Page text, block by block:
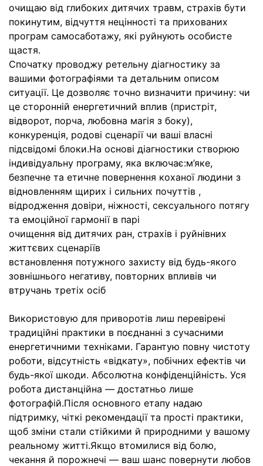
очищаю від глибоких дитячих травм, страхів бути
покинутим, відчуття нецінності та прихованих
програм самосаботажу, які руйнують особисте
щастя.
Спочатку проводжу ретельну діагностику за
вашими фотографіями та детальним описом
ситуації. Це дозволяє точно визначити причину: чи
це сторонній енергетичний вплив (пристріт,
відворот, порча, любовна магія з боку),
конкуренція, родові сценарії чи ваші власні
підсвідомі блоки.На основі діагностики створюю
індивідуальну програму, яка включає:м’яке,
безпечне та етичне повернення коханої людини з
відновленням щирих і сильних почуттів ,
відродження довіри, ніжності, сексуального потягу
та емоційної гармонії в парі
очищення від дитячих ран, страхів і руйнівних
життєвих сценаріїв
встановлення потужного захисту від будь-якого
зовнішнього негативу, повторних впливів чи
втручань третіх осіб
Використовую для приворотів лиш перевірені
традиційні практики в поєднанні з сучасними
енергетичними техніками. Гарантую повну чистоту
роботи, відсутність «відкату», побічних ефектів чи
будь-якої шкоди. Абсолютна конфіденційність. Уся
робота дистанційна — достатньо лише
фотографій.Після основного етапу надаю
підтримку, чіткі рекомендації та прості практики,
щоб зміни стали стійкими й природними у вашому
реальному житті.Якщо втомилися від болю,
чекання й порожнечі — ваш шанс повернути любов